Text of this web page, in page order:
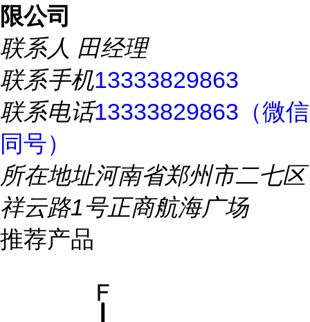
限公司
联系人 田经理
联系手机13333829863
联系电话13333829863（微信
同号）
所在地址河南省郑州市二七区
祥云路1号正商航海广场
推荐产品